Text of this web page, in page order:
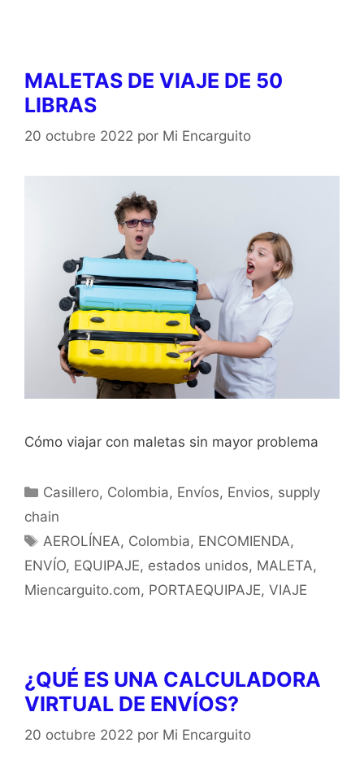
MALETAS DE VIAJE DE 50
LIBRAS
20 octubre 2022 por Mi Encarguito
Cómo viajar con maletas sin mayor problema
Casillero, Colombia, Envíos, Envios, supply
chain
AEROLÍNEA, Colombia, ENCOMIENDA,
ENVÍO, EQUIPAJE, estados unidos, MALETA,
Miencarguito.com, PORTAEQUIPAJE, VIAJE
¿QUÉ ES UNA CALCULADORA
VIRTUAL DE ENVÍOS?
20 octubre 2022 por Mi Encarguito